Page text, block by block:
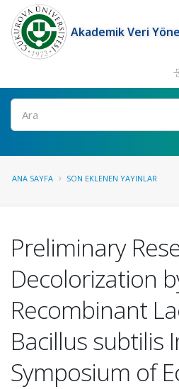
Akademik Veri
Ara
ANA SAYFA SON EKLENEN YAYINLAR
Preliminary
Decolorization
Recombinant
Bacillus subtilis
Symposium of